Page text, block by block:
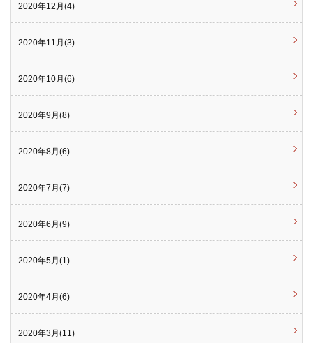
2020年12月(4)
2020年11月(3)
2020年10月(6)
2020年9月(8)
2020年8月(6)
2020年7月(7)
2020年6月(9)
2020年5月(1)
2020年4月(6)
2020年3月(11)